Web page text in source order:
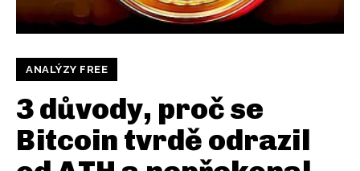
ANALÝZY FREE
3 důvody, proč se
Bitcoin tvrdě odrazil